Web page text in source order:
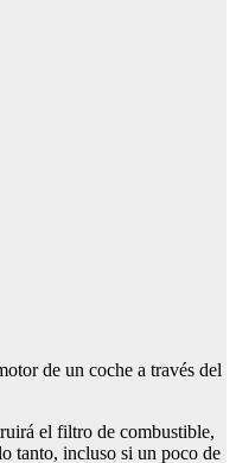
de un coche a través del
el filtro de combustible,
tanto, incluso si un poco de